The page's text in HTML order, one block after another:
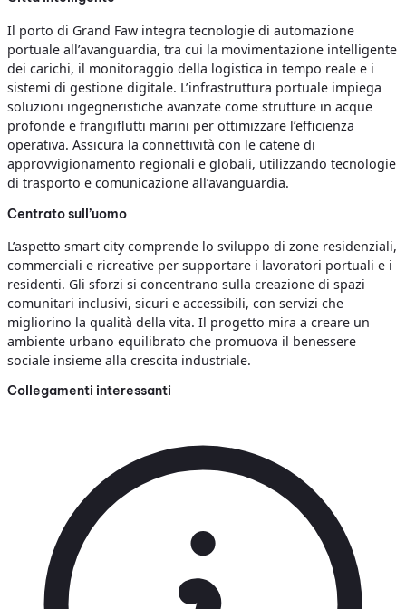
Il porto di Grand Faw integra tecnologie di automazione
portuale all’avanguardia, tra cui la movimentazione intelligente
dei carichi, il monitoraggio della logistica in tempo reale e i
sistemi di gestione digitale. L’infrastruttura portuale impiega
soluzioni ingegneristiche avanzate come strutture in acque
profonde e frangiflutti marini per ottimizzare l’efficienza
operativa. Assicura la connettività con le catene di
approvvigionamento regionali e globali, utilizzando tecnologie
di trasporto e comunicazione all’avanguardia.
Centrato sull’uomo
L’aspetto smart city comprende lo sviluppo di zone residenziali,
commerciali e ricreative per supportare i lavoratori portuali e i
residenti. Gli sforzi si concentrano sulla creazione di spazi
comunitari inclusivi, sicuri e accessibili, con servizi che
migliorino la qualità della vita. Il progetto mira a creare un
ambiente urbano equilibrato che promuova il benessere
sociale insieme alla crescita industriale.
Collegamenti interessanti